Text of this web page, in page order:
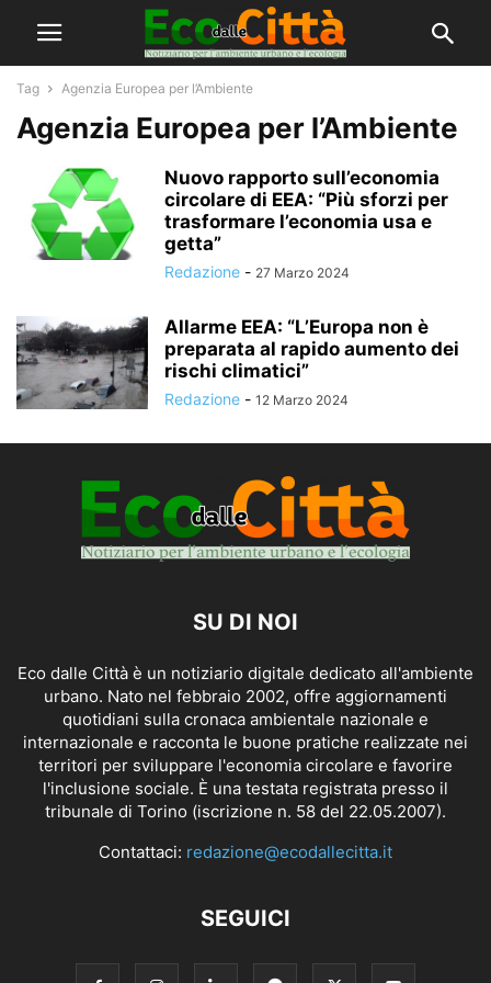
Tag Agenzia Europea per l’Ambiente
Agenzia Europea per l’Ambiente
Nuovo rapporto sull’economia
circolare di EEA: “Più sforzi per
trasformare l’economia usa e
getta”
Redazione - 27 Marzo 2024
Allarme EEA: “L’Europa non è
preparata al rapido aumento dei
rischi climatici”
Redazione - 12 Marzo 2024
SU DI NOI
Eco dalle Città è un notiziario digitale dedicato all'ambiente
urbano. Nato nel febbraio 2002, offre aggiornamenti
quotidiani sulla cronaca ambientale nazionale e
internazionale e racconta le buone pratiche realizzate nei
territori per sviluppare l'economia circolare e favorire
l'inclusione sociale. È una testata registrata presso il
tribunale di Torino (iscrizione n. 58 del 22.05.2007).
Contattaci: redazione@ecodallecitta.it
SEGUICI